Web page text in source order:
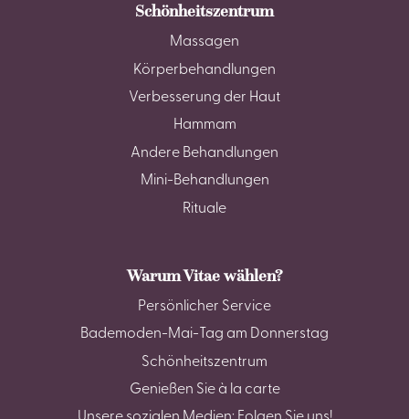
Schönheitszentrum
Massagen
Körperbehandlungen
Verbesserung der Haut
Hammam
Andere Behandlungen
Mini-Behandlungen
Rituale
Warum Vitae wählen?
Persönlicher Service
Bademoden-Mai-Tag am Donnerstag
Schönheitszentrum
Genießen Sie à la carte